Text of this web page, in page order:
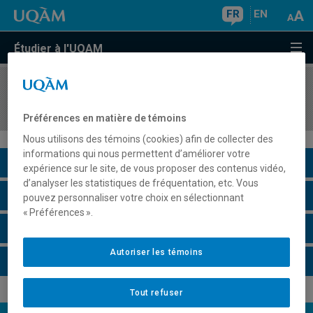
FR EN
Étudier à l'UQAM
COURS//
Description du cours
Horaire - Été 2026
Préférences en matière de témoins
Nous utilisons des témoins (cookies) afin de collecter des
informations qui nous permettent d’améliorer votre
expérience sur le site, de vous proposer des contenus vidéo,
d’analyser les statistiques de fréquentation, etc. Vous
pouvez personnaliser votre choix en sélectionnant
« Préférences ».
Tout refuser
Autoriser les témoins